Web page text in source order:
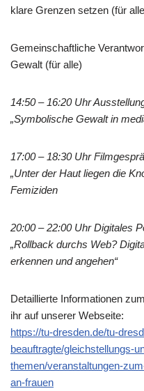
klare Grenzen setzen (für
Gemeinschaftliche
Gewalt (für alle)
14:50 – 16:20 Uhr
„Symbolische Gewalt in
17:00 – 18:30 Uhr
„Unter der Haut liegen die
Femiziden
20:00 – 22:00 Uhr Digitales
„Rollback durchs Web?
erkennen und angehen“
Detaillierte Informationen
ihr auf unserer Webseite:
https://tu-dresden.de/tu-
beauftragte/gleichstellungs-
themen/veranstaltungen-
an-frauen